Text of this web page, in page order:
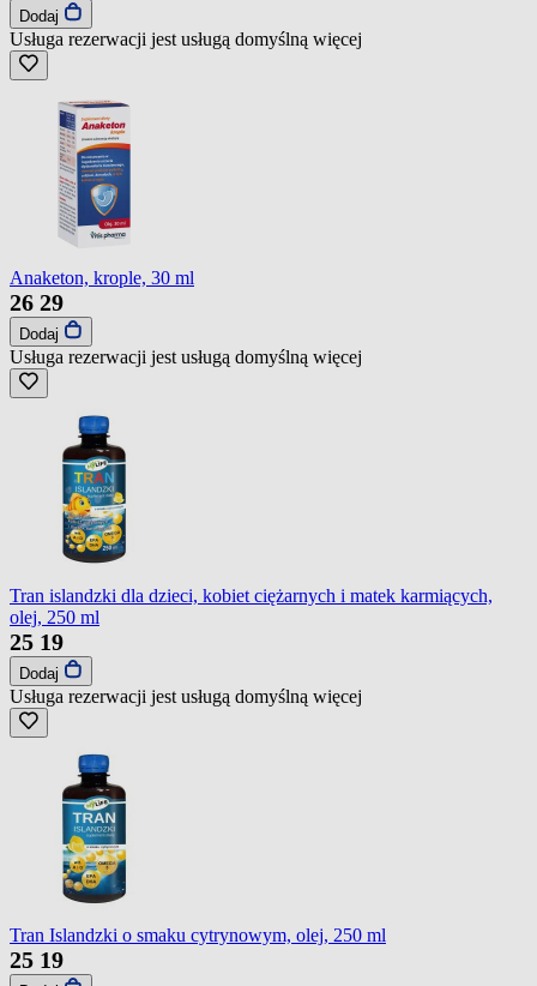
Dodaj
Usługa rezerwacji jest usługą domyślną więcej
Anaketon, krople, 30 ml
26 29
Dodaj
Usługa rezerwacji jest usługą domyślną więcej
Tran islandzki dla dzieci, kobiet ciężarnych i matek karmiących,
olej, 250 ml
25 19
Dodaj
Usługa rezerwacji jest usługą domyślną więcej
Tran Islandzki o smaku cytrynowym, olej, 250 ml
25 19